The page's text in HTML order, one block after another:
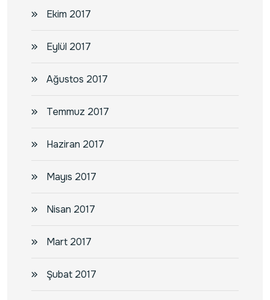
Ekim 2017
Eylül 2017
Ağustos 2017
Temmuz 2017
Haziran 2017
Mayıs 2017
Nisan 2017
Mart 2017
Şubat 2017